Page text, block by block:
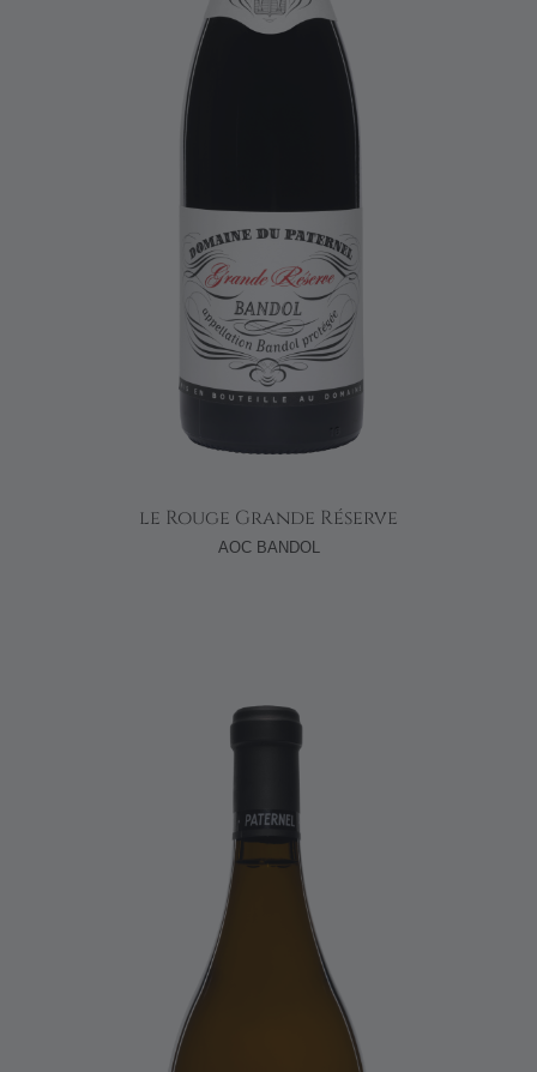
le Rouge Grande Réserve
AOC BANDOL